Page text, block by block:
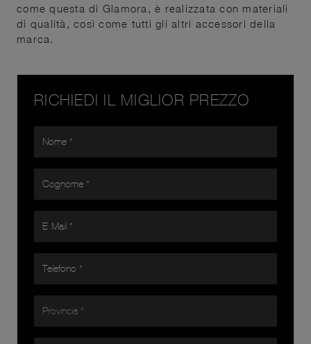
come questa di Glamora, è realizzata con materiali
di qualità, così come tutti gli altri accessori della
marca.
RICHIEDI IL MIGLIOR PREZZO